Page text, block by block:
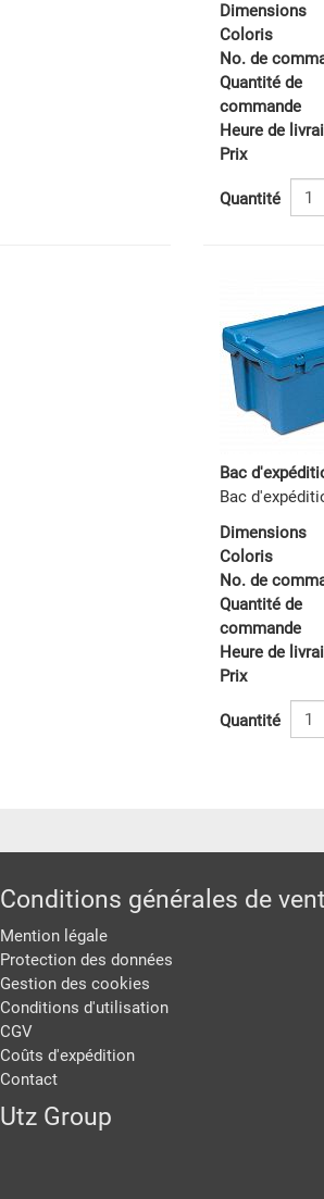
Dimensions
Coloris
No. de
Quantité de
commande
Heure de
Prix
Quantité
Bac
Bac
Dimensions
Coloris
No. de
Quantité de
commande
Heure de
Prix
Quantité
Conditions générales de
Mention légale
Protection des données
Gestion des cookies
Conditions d'utilisation
CGV
Coûts d'expédition
Contact
Utz Group